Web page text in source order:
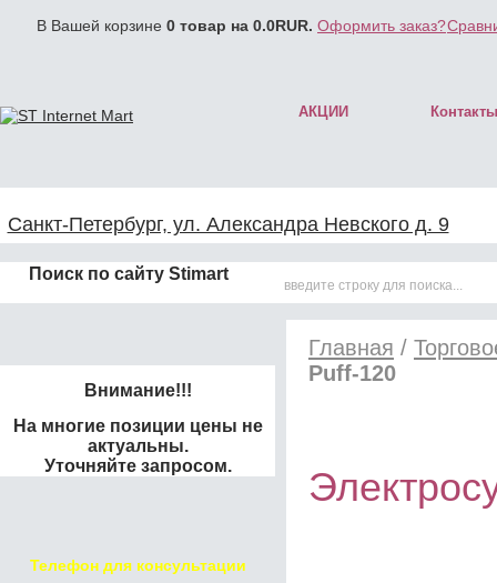
В Вашей корзине 0 товар на 0.0RUR. Оформить заказ?
АКЦИИ Контакты
Санкт-Петербург, ул. Александра Невского д. 9
Поиск по сайту Stimart
Внимание!!!
На многие позиции цены не
актуальны.
Уточняйте запросом.
Телефон для консультации
Главная /
Puff-120